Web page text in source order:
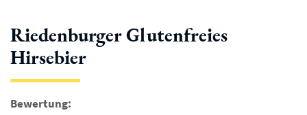
Riedenburger Glutenfreies
Hirsebier
Bewertung: